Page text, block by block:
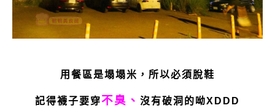
用餐區是塌塌米，所以必須脫鞋
記得襪子要穿不臭、 沒有破洞的呦XDDD